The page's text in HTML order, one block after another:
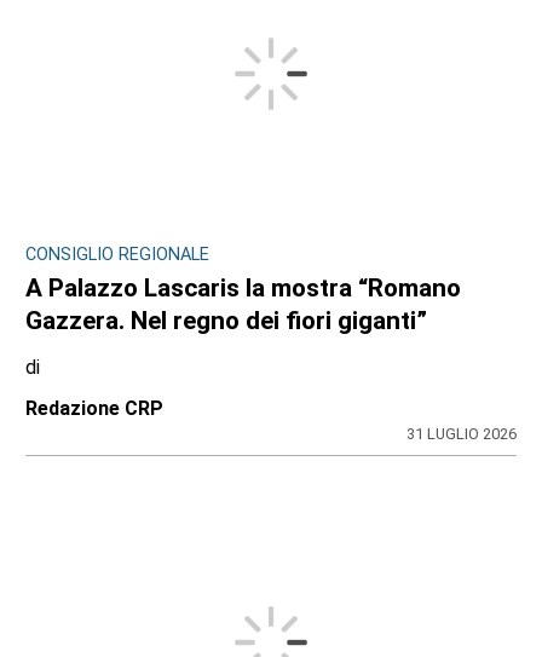
CONSIGLIO REGIONALE
A Palazzo Lascaris la mostra “Romano
Gazzera. Nel regno dei fiori giganti”
di
Redazione CRP
31 LUGLIO 2026